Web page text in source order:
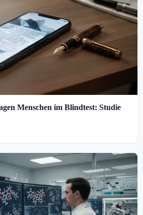
Menschen im Blindtest: Studie